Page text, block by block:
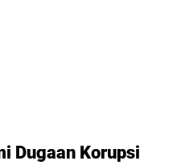
Dugaan Korupsi